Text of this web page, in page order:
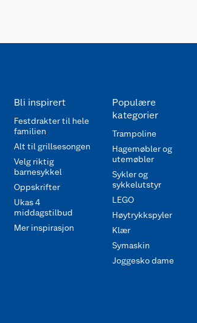
Bli inspirert
Festdrakter til hele
familien
Alt til grillsesongen
Velg riktig
barnesykkel
Oppskrifter
Ukas 4
middagstilbud
Mer inspirasjon
Populære
kategorier
Trampoline
Hagemøbler og
utemøbler
Sykler og
sykkelutstyr
LEGO
Høytrykkspyler
Klær
Symaskin
Joggesko dame